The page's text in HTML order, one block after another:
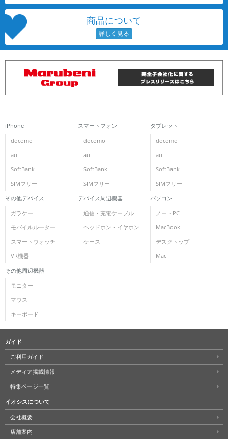
商品について
iPhone
docomo
au
SoftBank
SIMフリー
スマートフォン
docomo
au
SoftBank
SIMフリー
タブレット
docomo
au
SoftBank
SIMフリー
その他デバイス
ガラケー
モバイルルーター
スマートウォッチ
VR機器
デバイス周辺機器
通信・充電ケーブル
ヘッドホン・イヤホン
ケース
パソコン
ノートPC
MacBook
デスクトップ
Mac
その他周辺機器
モニター
マウス
キーボード
ガイド
ご利用ガイド
メディア掲載情報
特集ページ一覧
イオシスについて
会社概要
店舗案内